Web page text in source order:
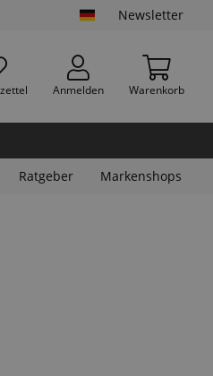
Newsletter
Anmelden Warenkorb
Ratgeber Markenshops